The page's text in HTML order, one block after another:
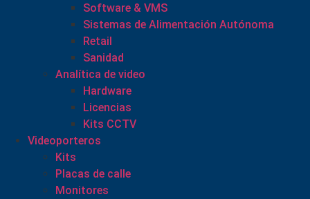
Software & VMS
Sistemas de Alimentación Autónoma
Retail
Sanidad
Analítica de video
Hardware
Licencias
Kits CCTV
Videoporteros
Kits
Placas de calle
Monitores